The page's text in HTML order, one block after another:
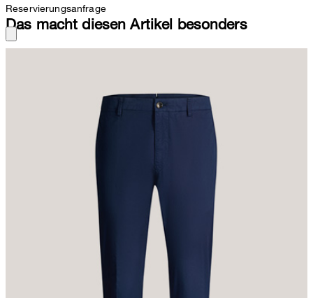
Reservierungsanfrage
Das macht diesen Artikel besonders
und knöpfbare Leistengesäßtaschen ergänzen die Optik. Für
einen markanten Akzent sorgt ein Label-Patch. Puren
Tragekomfort bietet die Verarbeitung aus Baumwollstretch.